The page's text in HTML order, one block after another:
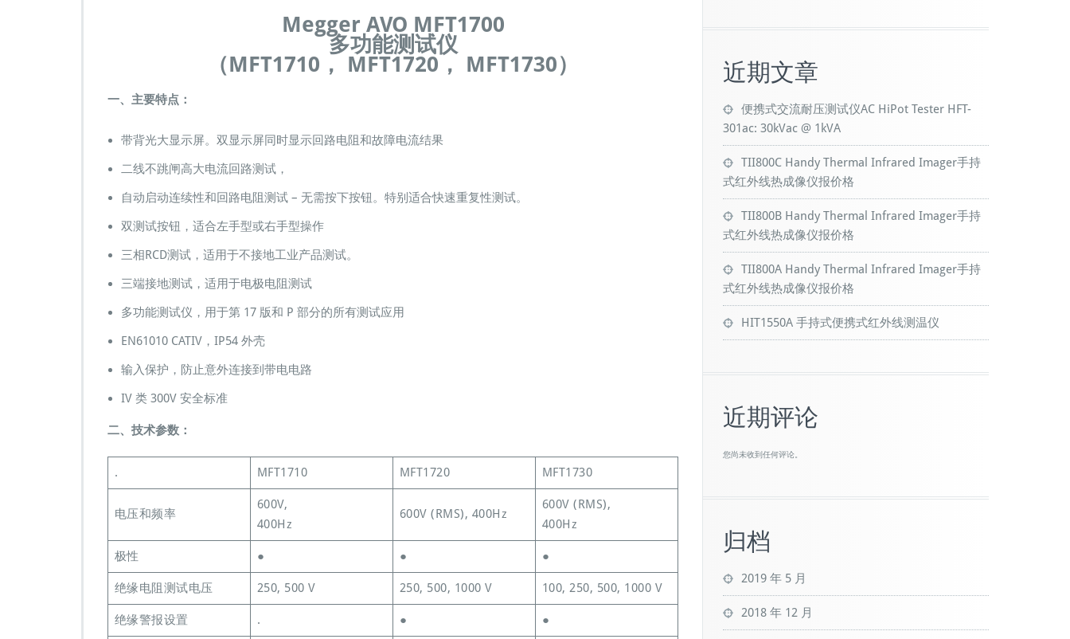
1
7
F
1
2
M
F
T
1
3
M
T
系
多
Megger AVO MFT1700
多功能测试仪
（MFT1710， MFT1720， MFT1730）
一、主要特点：
带背光大显示屏。双显示屏同时显示回路电阻和故障电流结果
二线不跳闸高大电流回路测试，
自动启动连续性和回路电阻测试 – 无需按下按钮。特别适合快速重复性测试。
双测试按钮，适合左手型或右手型操作
三相RCD测试，适用于不接地工业产品测试。
三端接地测试，适用于电极电阻测试
多功能测试仪，用于第 17 版和 P 部分的所有测试应用
EN61010 CATIV，IP54 外壳
输入保护，防止意外连接到带电电路
IV 类 300V 安全标准
二、技术参数：
. MFT1710 MFT1720 MFT1730
电压和频率
600V,
400Hz
600V (RMS), 400Hz
600V (RMS),
400Hz
极性 ● ● ●
绝缘电阻测试电压 250, 500 V 250, 500, 1000 V 100, 250, 500, 1000 V
绝缘警报设置 . ● ●
近期文章
便携式交流耐压测试仪AC HiPot Tester HFT-
301ac: 30kVac @ 1kVA
TII800C Handy Thermal Infrared Imager手持
式红外线热成像仪报价格
TII800B Handy Thermal Infrared Imager手持
式红外线热成像仪报价格
TII800A Handy Thermal Infrared Imager手持
式红外线热成像仪报价格
HIT1550A 手持式便携式红外线测温仪
近期评论
您尚未收到任何评论。
归档
2019 年 5 月
2018 年 12 月